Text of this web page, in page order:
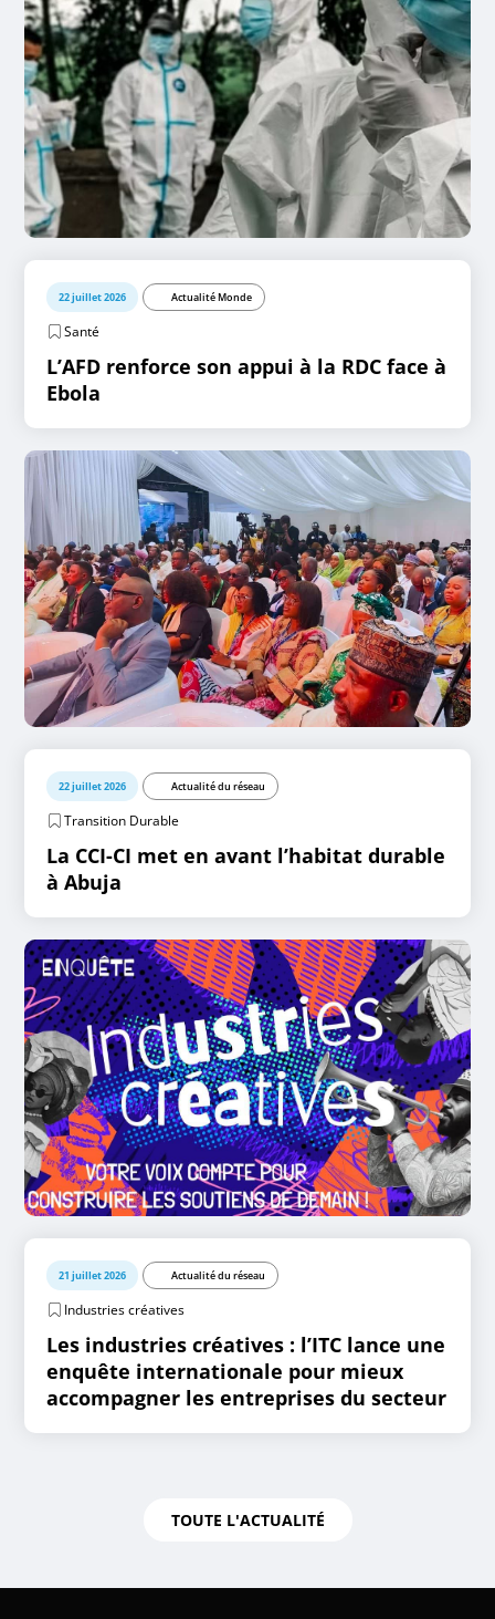
22 juillet 2026 Actualité Monde
Santé
L’AFD renforce son appui à la RDC face à
Ebola
22 juillet 2026 Actualité du réseau
Transition Durable
La CCI-CI met en avant l’habitat durable
à Abuja
21 juillet 2026 Actualité du réseau
Industries créatives
Les industries créatives : l’ITC lance une
enquête internationale pour mieux
accompagner les entreprises du secteur
TOUTE L'ACTUALITÉ